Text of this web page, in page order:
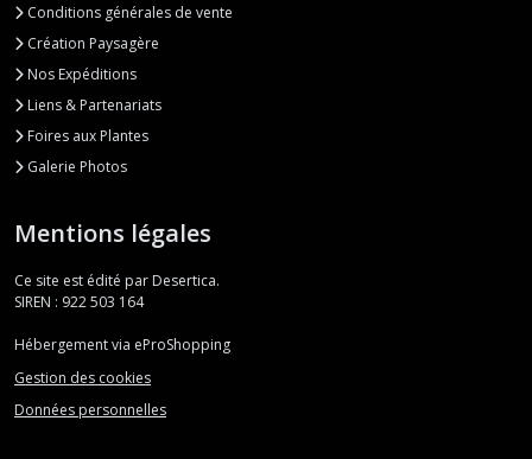
Conditions générales de vente
Création Paysagère
Nos Expéditions
Liens & Partenariats
Foires aux Plantes
Galerie Photos
Mentions légales
Ce site est édité par Desertica.
SIREN : 922 503 164
Hébergement via eProShopping
Gestion des cookies
Données personnelles